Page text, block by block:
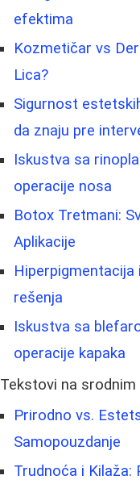
efektima
Kozmetičar vs
Lica?
Sigurnost
da znaju pre
Iskustva sa
operacije nosa
Botox Tretmani:
Aplikacije
Hiperpigmentacija
rešenja
Iskustva sa
operacije kapaka
Tekstovi na srodnim
Prirodno vs.
Samopouzdanje
Trudnoća i Kilaža: